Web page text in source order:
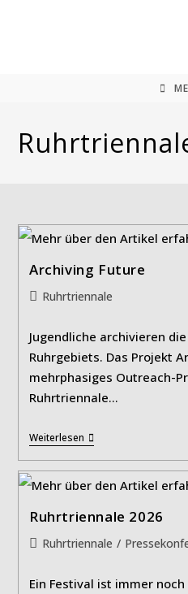
Archiving Future
Beitrags-
Ruhrtriennale
Jugendliche archivieren
Ruhrgebiets. Das Projekt
mehrphasiges Outreach-
Ruhrtriennale…
WeiterlesenArchiving
Future
Ruhrtriennale 2026
Beitrags-
Ruhrtriennale /
Ein Festival ist immer noch